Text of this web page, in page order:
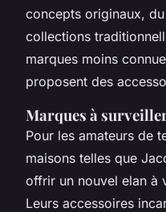
concepts originaux,
collections
marques moins
proposent des
Marques à
Pour les amateurs de
maisons telles que
offrir un nouvel elan à
Leurs accessoires